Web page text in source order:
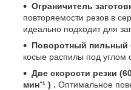
Ограничитель
повторяемости резов в
идеально подходит для
Поворотный пильный
косые распилы под углом
Две скорости резки
мин⁻¹ ) . Оптимальное